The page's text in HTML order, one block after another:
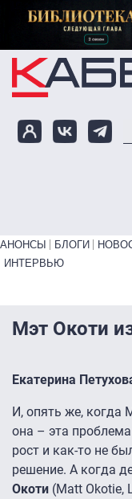
Перейти к
Primary links bottom
АНОНСЫ БЛОГИ
ИНТЕРВЬЮ
Мэт Окоти
Екатерина
И, опять же, когда
она – эта
рост и как-то не
решение. А когда
Окоти (Matt Okotie,